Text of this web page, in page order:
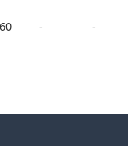
60 - -